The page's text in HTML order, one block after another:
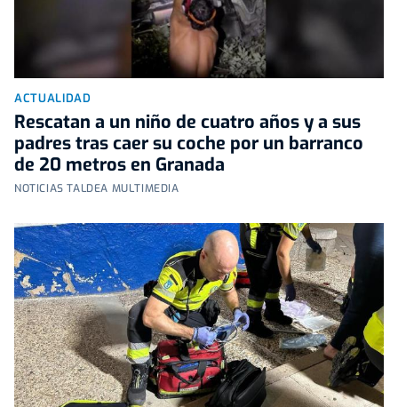
ACTUALIDAD
Rescatan a un niño de cuatro años y a sus
padres tras caer su coche por un barranco
de 20 metros en Granada
NOTICIAS TALDEA MULTIMEDIA